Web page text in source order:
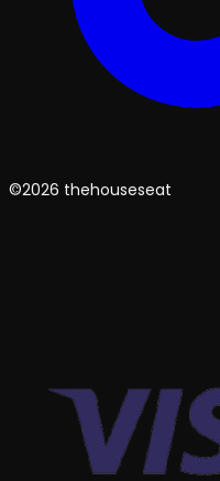
©2026 thehouseseat